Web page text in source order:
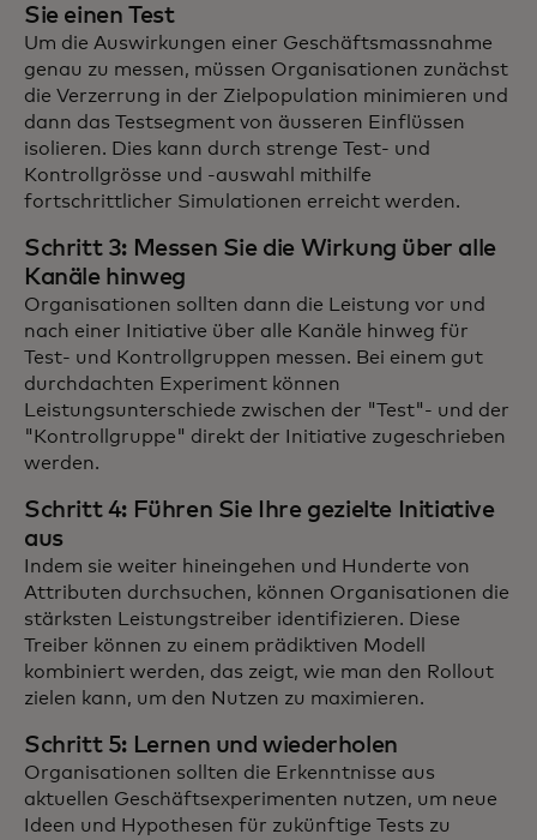
Sie einen Test
Um die Auswirkungen einer Geschäftsmassnahme
genau zu messen, müssen Organisationen zunächst
die Verzerrung in der Zielpopulation minimieren und
dann das Testsegment von äusseren Einflüssen
isolieren. Dies kann durch strenge Test- und
Kontrollgrösse und -auswahl mithilfe
fortschrittlicher Simulationen erreicht werden.
Schritt 3: Messen Sie die Wirkung über alle
Kanäle hinweg
Organisationen sollten dann die Leistung vor und
nach einer Initiative über alle Kanäle hinweg für
Test- und Kontrollgruppen messen. Bei einem gut
durchdachten Experiment können
Leistungsunterschiede zwischen der "Test"- und der
"Kontrollgruppe" direkt der Initiative zugeschrieben
werden.
Schritt 4: Führen Sie Ihre gezielte Initiative
aus
Indem sie weiter hineingehen und Hunderte von
Attributen durchsuchen, können Organisationen die
stärksten Leistungstreiber identifizieren. Diese
Treiber können zu einem prädiktiven Modell
kombiniert werden, das zeigt, wie man den Rollout
zielen kann, um den Nutzen zu maximieren.
Schritt 5: Lernen und wiederholen
Organisationen sollten die Erkenntnisse aus
aktuellen Geschäftsexperimenten nutzen, um neue
Ideen und Hypothesen für zukünftige Tests zu